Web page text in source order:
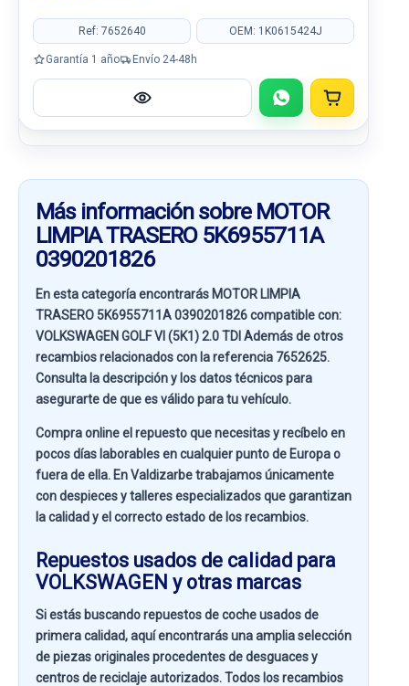
Ref: 7652640 OEM: 1K0615424J
Garantía 1 año Envío 24-48h
Más información sobre MOTOR
LIMPIA TRASERO 5K6955711A
0390201826
En esta categoría encontrarás MOTOR LIMPIA
TRASERO 5K6955711A 0390201826 compatible con:
VOLKSWAGEN GOLF VI (5K1) 2.0 TDI Además de otros
recambios relacionados con la referencia 7652625.
Consulta la descripción y los datos técnicos para
asegurarte de que es válido para tu vehículo.
Compra online el repuesto que necesitas y recíbelo en
pocos días laborables en cualquier punto de Europa o
fuera de ella. EnValdizarbetrabajamos únicamente
con despieces y talleres especializados que garantizan
la calidad y el correcto estado de los recambios.
Repuestos usados de calidad para
VOLKSWAGEN y otras marcas
Si estás buscandorepuestos de coche usados de
primera calidad, aquí encontrarás una amplia selección
de piezas originales procedentes de desguaces y
centros de reciclaje autorizados. Todos los recambios